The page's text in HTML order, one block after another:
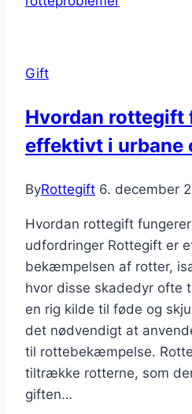
Gift
Hvordan rottegift
effektivt i urbane
ByRottegift 6. december
Hvordan rottegift
udfordringer Rottegift er
bekæmpelsen af rotter,
hvor disse skadedyr ofte
en rig kilde til føde og
det nødvendigt at
til rottebekæmpelse.
tiltrække rotterne, som
giften…